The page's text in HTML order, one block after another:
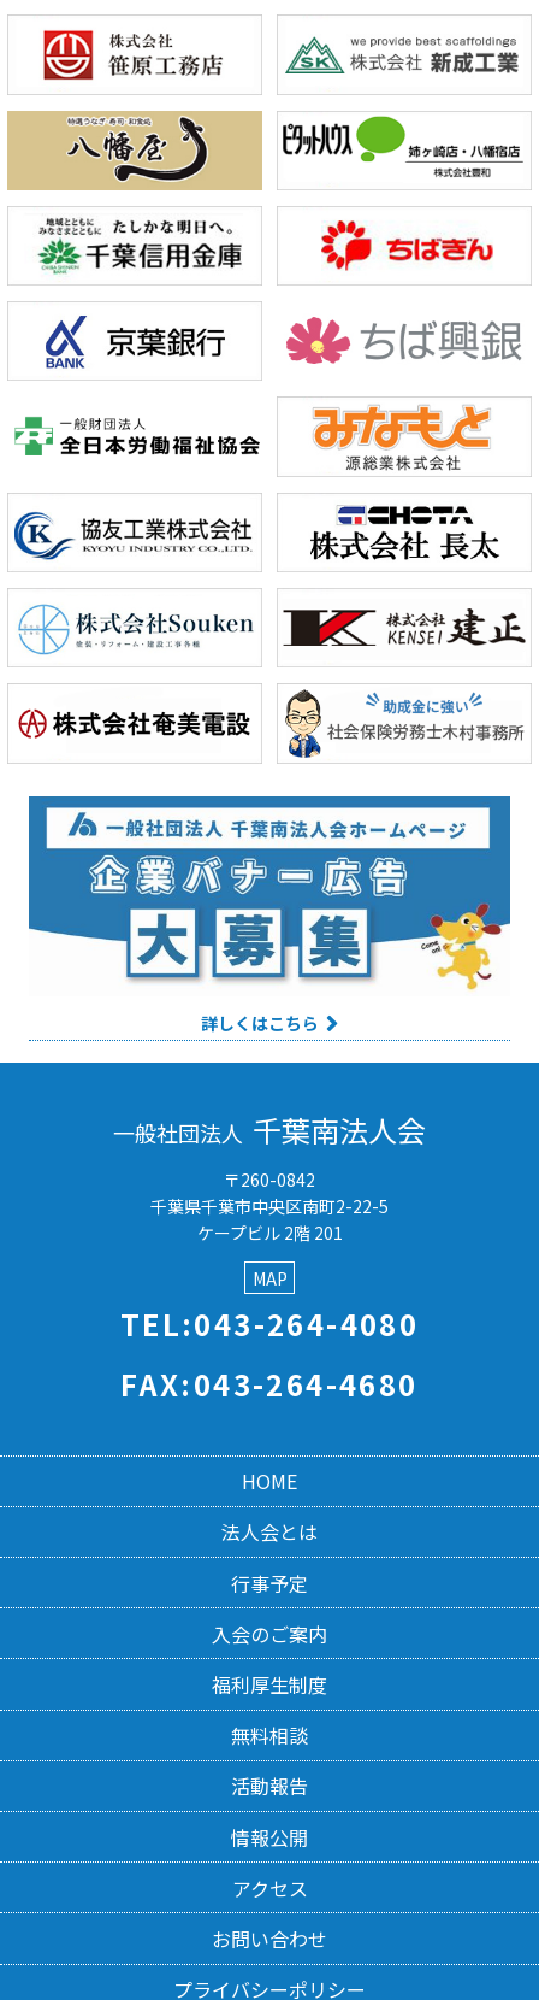
詳しくはこちら
一般社団法人 千葉南法人会
〒260-0842
千葉県千葉市中央区南町2-22-5
ケープビル 2階 201
MAP
TEL:043-264-4080
FAX:043-264-4680
HOME
法人会とは
行事予定
入会のご案内
福利厚生制度
無料相談
活動報告
情報公開
アクセス
お問い合わせ
プライバシーポリシー